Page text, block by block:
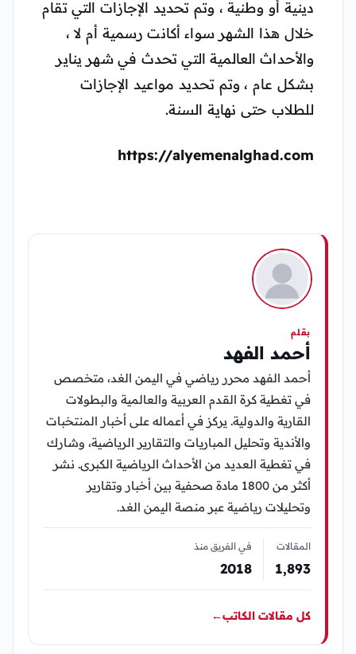
دينية أو وطنية ، وتم تحديد الإجازات التي تقام
خلال هذا الشهر سواء أكانت رسمية أم لا ،
والأحداث العالمية التي تحدث في شهر يناير
بشكل عام ، وتم تحديد مواعيد الإجازات
للطلاب حتى نهاية السنة.
https://alyemenalghad.com
بقلم
أحمد الفهد
أحمد الفهد محرر رياضي في اليمن الغد، متخصص
في تغطية كرة القدم العربية والعالمية والبطولات
القارية والدولية. يركز في أعماله على أخبار المنتخبات
والأندية وتحليل المباريات والتقارير الرياضية، وشارك
في تغطية العديد من الأحداث الرياضية الكبرى. نشر
أكثر من 1800 مادة صحفية بين أخبار وتقارير
وتحليلات رياضية عبر منصة اليمن الغد.
المقالات
1٬893
في الفريق منذ
2018
كل مقالات الكاتب←